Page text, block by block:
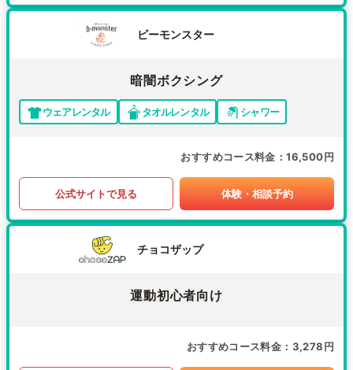
ビーモンスター
暗闇ボクシング
ウェアレンタル タオルレンタル シャワー
おすすめコース料金 16,500円
公式サイトで見る 体験・相談予約
チョコザップ
運動初心者向け
おすすめコース料金 3,278円